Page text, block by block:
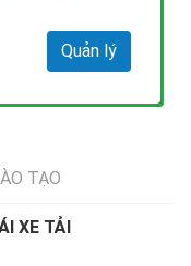
Quản lý
TẠO
XE TẢI